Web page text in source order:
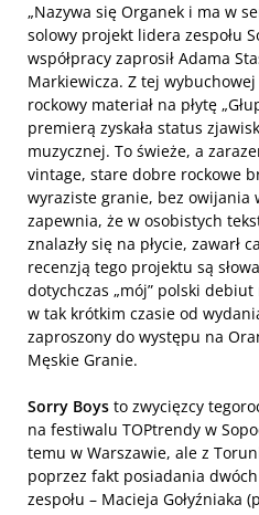
„Nazywa się Organek i ma w
solowy projekt lidera zespołu
współpracy zaprosił Adama
Markiewicza. Z tej
rockowy materiał na płytę
premierą zyskała status
muzycznej. To świeże, a
vintage, stare dobre rockowe
wyraziste granie, bez owijania
zapewnia, że w osobistych
znalazły się na płycie, zawarł
recenzją tego projektu są
dotychczas „mój” polski
w tak krótkim czasie od
zaproszony do występu na
Męskie Granie.
Sorry Boys to zwycięzcy
na festiwalu TOPtrendy w
temu w Warszawie, ale z
poprzez fakt posiadania
zespołu – Macieja Gołyźniaka